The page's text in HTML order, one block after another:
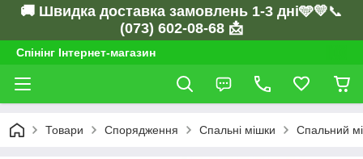
🚚 Швидка доставка замовлень 1-3 дні🩵💛📞
(073) 602-08-68 📩
Спінінг Інтернет-магазин
Товари Спорядження Спальні мішки Спальний